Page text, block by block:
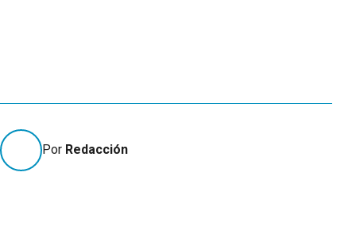
Por Redacción